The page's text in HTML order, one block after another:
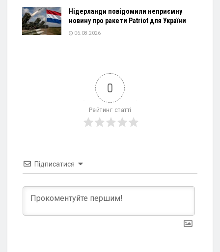
Нідерланди повідомили неприємну
новину про ракети Patriot для України
06.08.2026
0
Рейтинг статті
Підписатися